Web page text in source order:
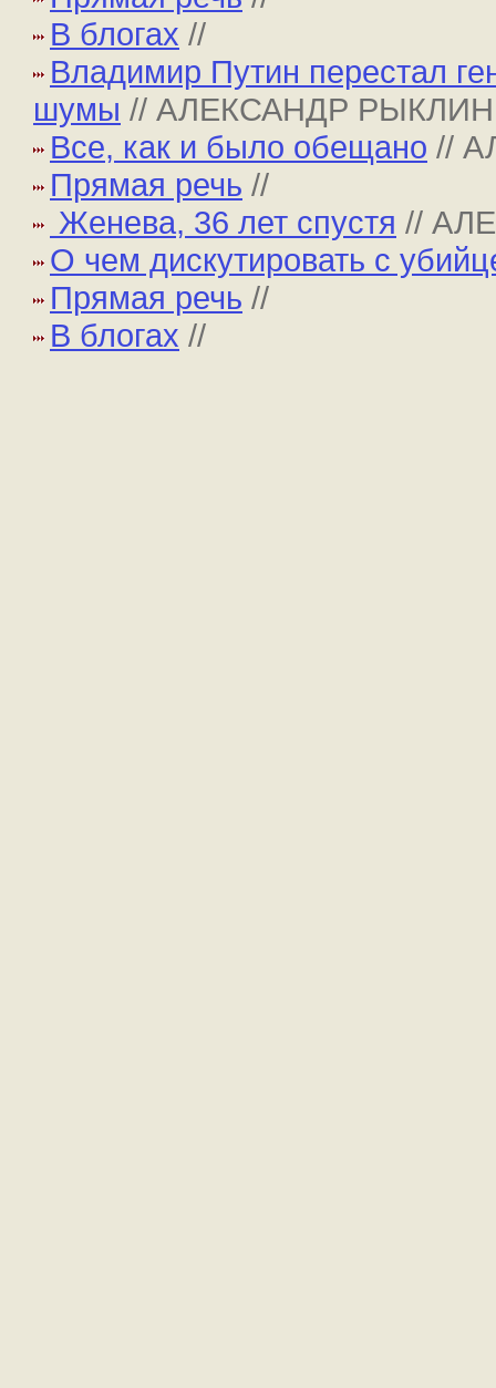
В блогах //
Владимир Путин перестал
шумы // АЛЕКСАНДР РЫКЛИН
Все, как и было обещано //
Прямая речь //
Женева, 36 лет спустя //
О чем дискутировать с
Прямая речь //
В блогах //